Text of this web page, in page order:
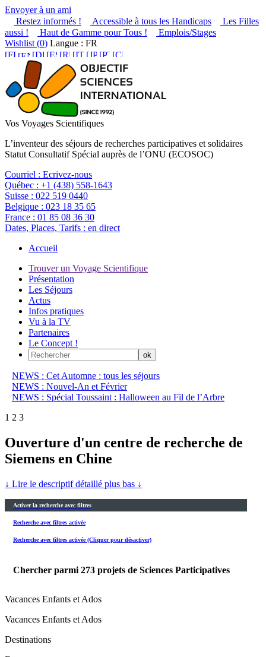
Envoyer à un ami
Restez informés !
Accessible à tous les Handicaps
Les Filles
aussi !
Haut de Gamme pour Tous !
Emplois/Stages
Wishlist (0) Langue : FR
Vos Voyages Scientifiques
L’inventeur des séjours de recherches participatives et solidaires
Statut Consultatif Spécial auprès de l’ONU (ECOSOC)
Courriel : Ecrivez-nous
Québec : +1 (438) 558-1643
Suisse : 022 519 0440
Belgique : 023 18 35 65
France : 01 85 08 36 30
Dates, Places, Tarifs : en direct
Accueil
Trouver un Voyage Scientifique
Présentation
Les Séjours
Actus
Infos pratiques
Vu à la TV
Partenaires
Le Concept !
NEWS : Cet Automne : tous les séjours
NEWS : Nouvel-An et Février
NEWS : Spécial Toussaint : Halloween au Fil de l’Arbre
1 2 3
Ouverture d'un centre de recherche de
Siemens en Chine
↓ Lire le descriptif détaillé plus bas ↓
Activer la recherche avec filtres
Recherche avec filtres activée
Recherche avec filtres activée (Cliquer pour désactiver)
Chercher parmi 273 projets de Sciences Participatives
Vacances Enfants et Ados
Vacances Enfants et Ados
Destinations